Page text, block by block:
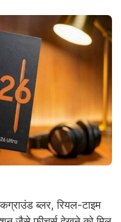
ब्लर, रियल-टाइम